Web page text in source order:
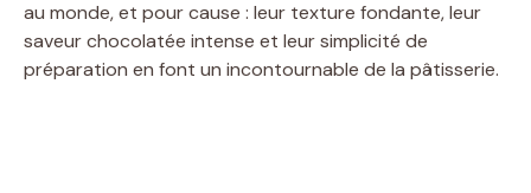
au monde, et pour cause : leur texture fondante, leur
saveur chocolatée intense et leur simplicité de
préparation en font un incontournable de la pâtisserie.